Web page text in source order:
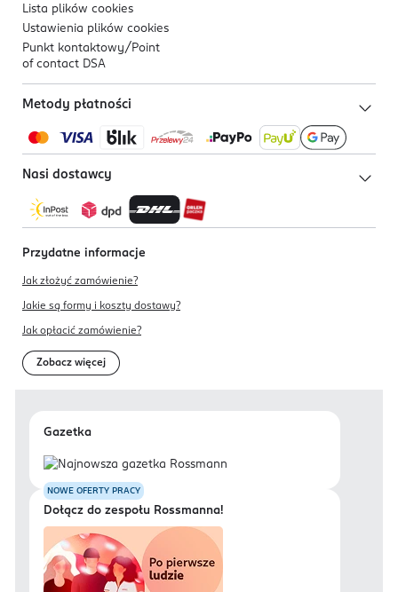
Lista plików cookies
Ustawienia plików cookies
Punkt kontaktowy/ Point
of contact DSA
Metody płatności
Nasi dostawcy
Przydatne informacje
Jak złożyć zamówienie?
Jakie są formy i koszty dostawy?
Jak opłacić zamówienie?
Zobacz więcej
Gazetka
NOWE OFERTY PRACY
Dołącz do zespołu Rossmanna!